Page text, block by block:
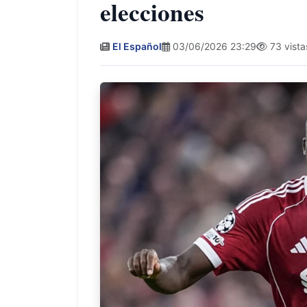
elecciones
El Español 03/06/2026 23:29 73